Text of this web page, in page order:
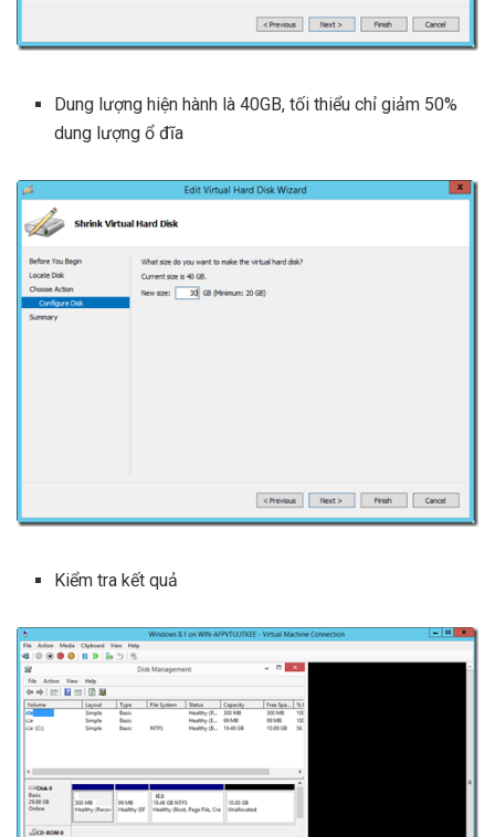
Dung lượng hiện hành là 40GB, tối thiểu chỉ giảm 50%
dung lượng ổ đĩa
Kiểm tra kết quả